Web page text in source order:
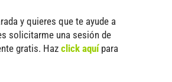
y quieres que te ayude a
solicitarme una sesión de
gratis. Haz click aquí para